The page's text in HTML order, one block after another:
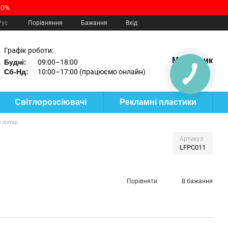
Порівняння Бажання Вхід
Графік роботи:
Будні:
09:00–18:00
Сб-Нд:
10:00–17:00 (працюємо онлайн)
Мій кошик
Світлорозсіювачі Рекламні пластики
Артикул
LFPC011
Порівняти В бажання
КНОПКА
ЗВ'ЯЗКУ